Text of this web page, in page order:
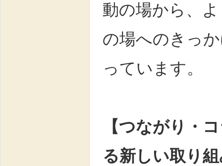
動の場から、
の場へのきっ
っています。
【つながり・
る新しい取り